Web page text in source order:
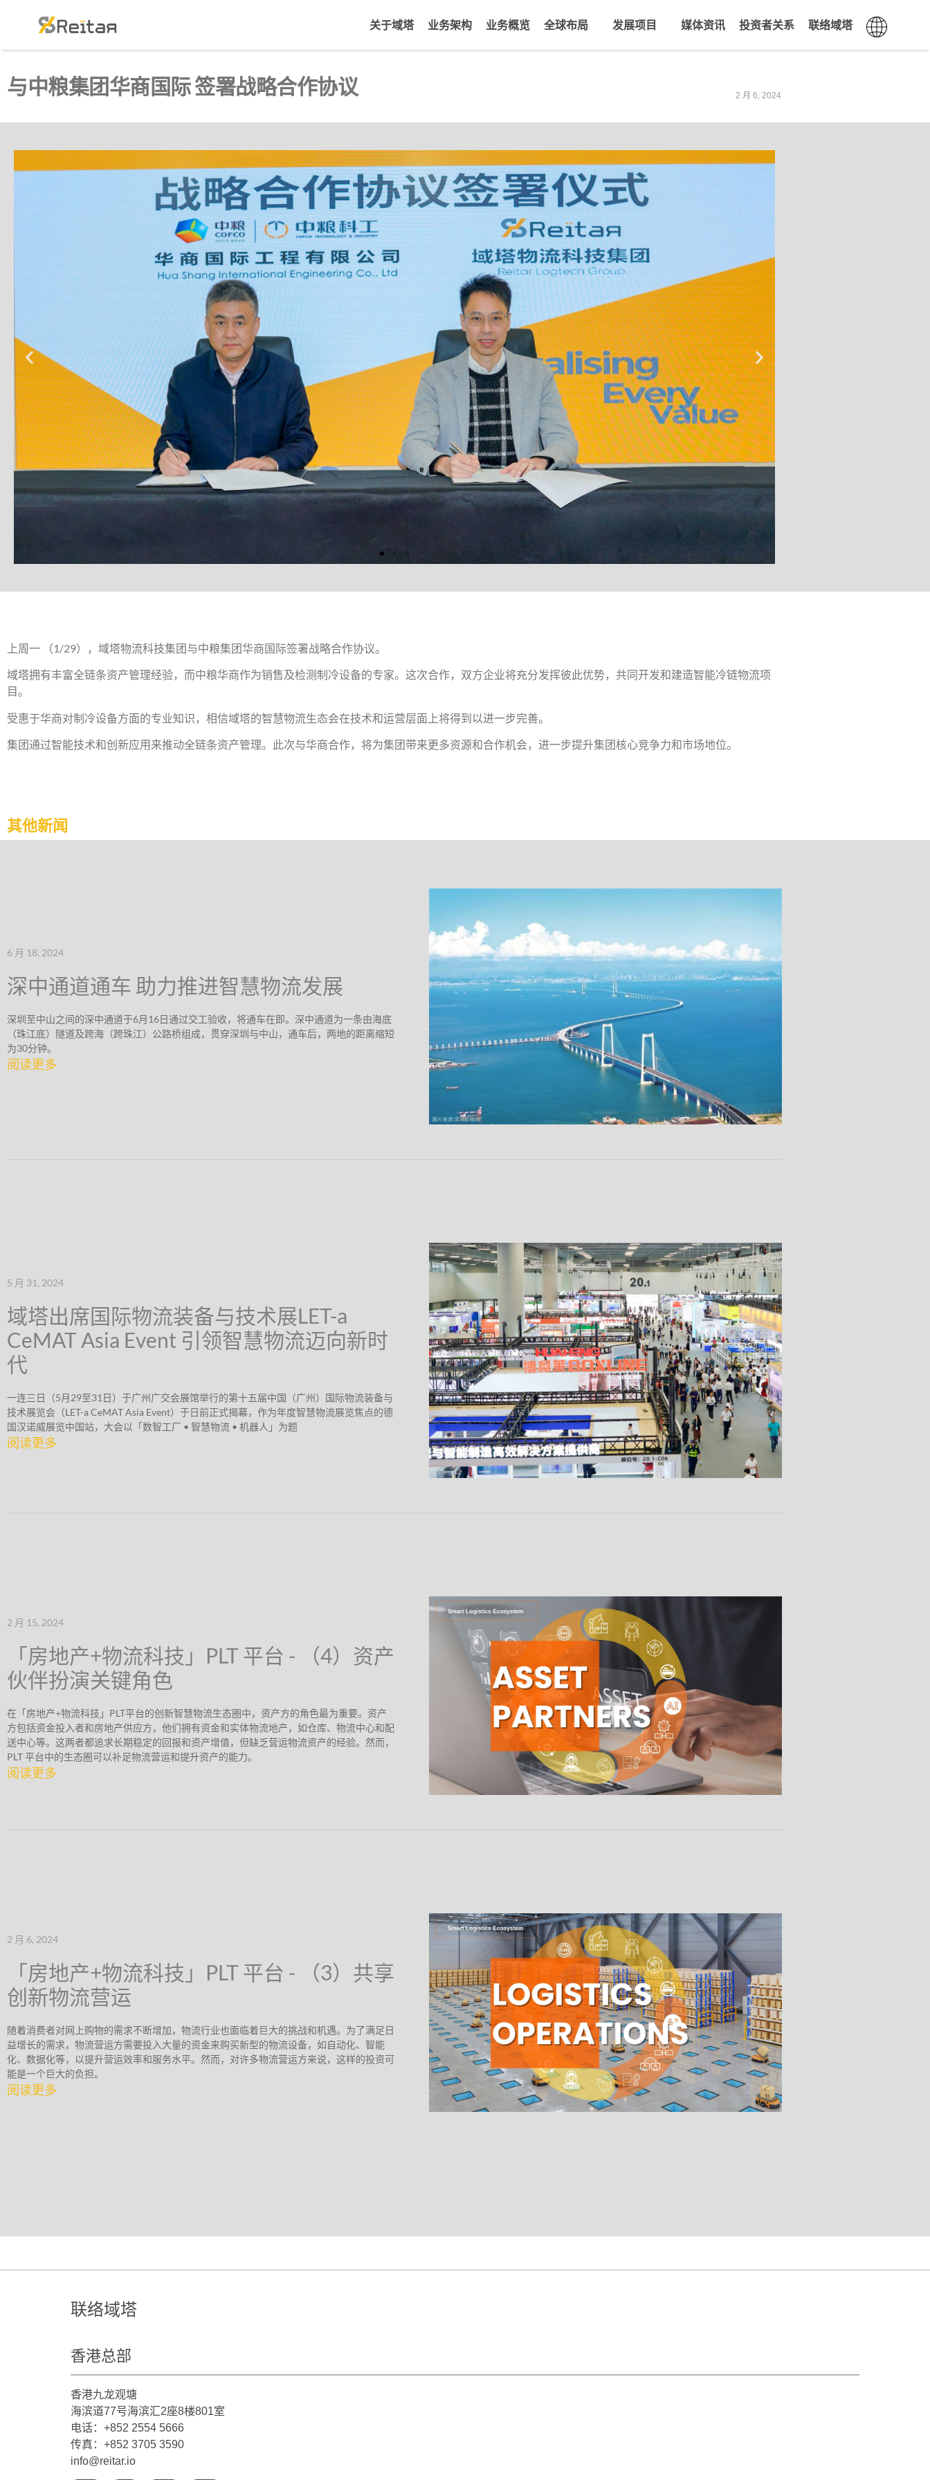
关于域塔 业务架构 业务概览 全球布局 发展项目 媒体资讯 投资者关系 联络域塔
与中粮集团华商国际 签署战略合作协议 2 月 6, 2024
上周一 （1/29），域塔物流科技集团与中粮集团华商国际签署战略合作协议。
域塔拥有丰富全链条资产管理经验，而中粮华商作为销售及检测制冷设备的专家。这次合作，双方企业将充分发挥彼此优势，共同开发和建造智能冷链物流项
目。
受惠于华商对制冷设备方面的专业知识，相信域塔的智慧物流生态会在技术和运营层面上将得到以进一步完善。
集团通过智能技术和创新应用来推动全链条资产管理。此次与华商合作，将为集团带来更多资源和合作机会，进一步提升集团核心竞争力和市场地位。
其他新闻
6 月 18, 2024
深中通道通车 助力推进智慧物流发展
深圳至中山之间的深中通道于6月16日通过交工验收，将通车在即。深中通道为一条由海底
（珠江底）隧道及跨海（跨珠江）公路桥组成，贯穿深圳与中山，通车后，两地的距离缩短
为30分钟。
阅读更多
5 月 31, 2024
域塔出席国际物流装备与技术展LET-a
CeMAT Asia Event 引领智慧物流迈向新时
代
一连三日（5月29至31日）于广州广交会展馆举行的第十五届中国（广州）国际物流装备与
技术展览会（LET-a CeMAT Asia Event）于日前正式揭幕，作为年度智慧物流展览焦点的德
国汉诺威展览中国站，大会以「数智工厂 • 智慧物流 • 机器人」为题
阅读更多
2 月 15, 2024
「房地产+物流科技」PLT 平台 - （4）资产
伙伴扮演关键角色
在「房地产+物流科技」PLT平台的创新智慧物流生态圈中，资产方的角色最为重要。资产
方包括资金投入者和房地产供应方，他们拥有资金和实体物流地产，如仓库、物流中心和配
送中心等。这两者都追求长期稳定的回报和资产增值，但缺乏营运物流资产的经验。然而，
PLT 平台中的生态圈可以补足物流营运和提升资产的能力。
阅读更多
2 月 6, 2024
「房地产+物流科技」PLT 平台 - （3）共享
创新物流营运
随着消费者对网上购物的需求不断增加，物流行业也面临着巨大的挑战和机遇。为了满足日
益增长的需求，物流营运方需要投入大量的资金来购买新型的物流设备，如自动化、智能
化、数据化等，以提升营运效率和服务水平。然而，对许多物流营运方来说，这样的投资可
能是一个巨大的负担。
阅读更多
联络域塔
香港总部
香港九龙观塘
海滨道77号海滨汇2座8楼801室
电话：+852 2554 5666
传真：+852 3705 3590
info@reitar.io